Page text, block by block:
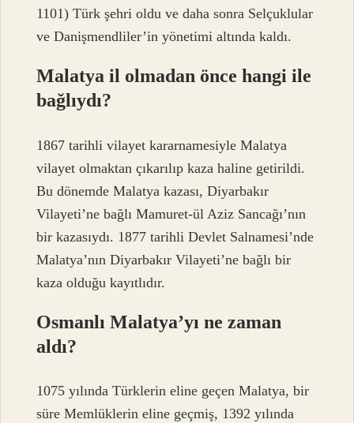
1101) Türk şehri oldu ve daha sonra Selçuklular
ve Danişmendliler’in yönetimi altında kaldı.
Malatya il olmadan önce hangi ile
bağlıydı?
1867 tarihli vilayet kararnamesiyle Malatya
vilayet olmaktan çıkarılıp kaza haline getirildi.
Bu dönemde Malatya kazası, Diyarbakır
Vilayeti’ne bağlı Mamuret-ül Aziz Sancağı’nın
bir kazasıydı. 1877 tarihli Devlet Salnamesi’nde
Malatya’nın Diyarbakır Vilayeti’ne bağlı bir
kaza olduğu kayıtlıdır.
Osmanlı Malatya’yı ne zaman
aldı?
1075 yılında Türklerin eline geçen Malatya, bir
süre Memlüklerin eline geçmiş, 1392 yılında